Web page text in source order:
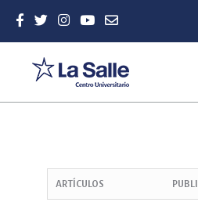
ARTÍCULOS